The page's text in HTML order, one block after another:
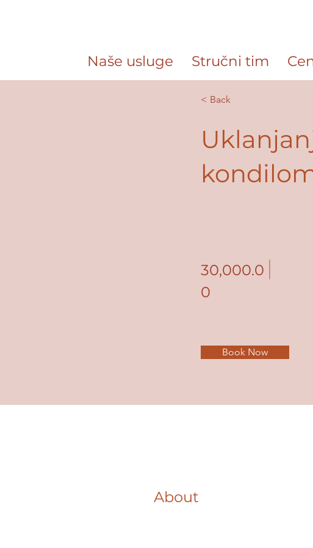
Naše usluge Stručni tim
< Back
30,000.0
0
Book Now
About